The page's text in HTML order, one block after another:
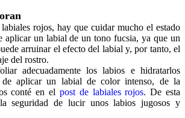
rojos, hay que cuidar mucho el estado
aplicar un labial de un tono fucsia, ya que un
arruinar el efecto del labial y, por tanto, el
del rostro.
adecuadamente los labios e hidratarlos
de aplicar un labial de color intenso, de la
conté en el post de labiales rojos. De esta
la seguridad de lucir unos labios jugosos y